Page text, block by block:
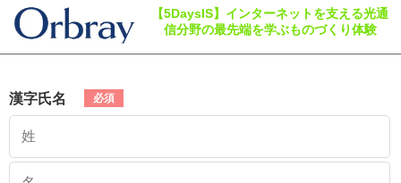
【5DaysIS】インターネットを支える光通
信分野の最先端を学ぶものづくり体験
漢字氏名